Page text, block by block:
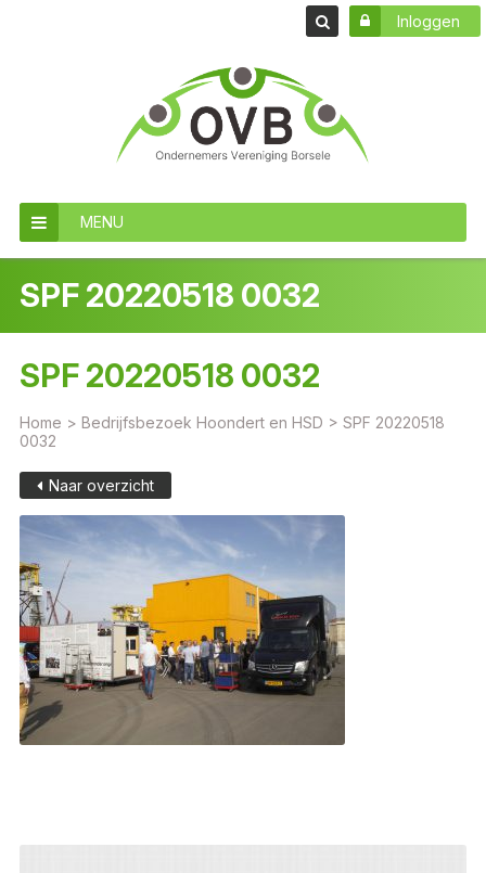
Inloggen
MENU
SPF 20220518 0032
SPF 20220518 0032
Home > Bedrijfsbezoek Hoondert en HSD > SPF 20220518
0032
Naar overzicht